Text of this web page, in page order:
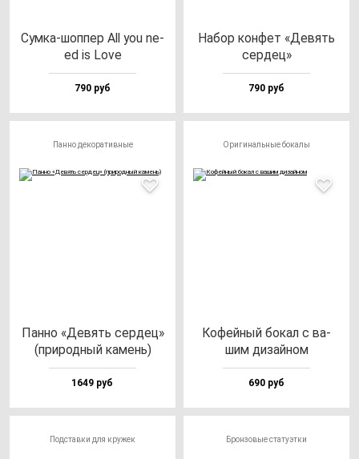
Сум­ка-шоп­пер All you ne­
ed is Love
790 руб
Набор кон­фет «Девять
сер­дец»
790 руб
Панно декоративные
Пан­но «Девять сер­дец»
(при­род­ный ка­мень)
1649 руб
Оригинальные бокалы
Кофей­ный бо­кал с ва­
шим ди­зай­ном
690 руб
Подставки для кружек Бронзовые статуэтки